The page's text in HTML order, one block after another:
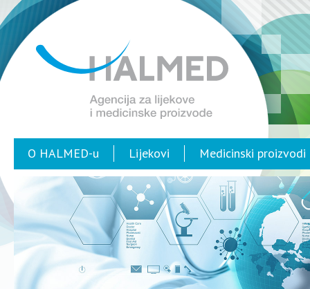
O HALMED-u Lijekovi Medicinski proizvodi